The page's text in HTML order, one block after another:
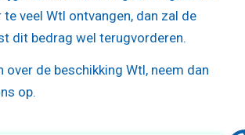
veel Wtl ontvangen, dan zal de
dit bedrag wel terugvorderen.
over de beschikking Wtl, neem dan
op.